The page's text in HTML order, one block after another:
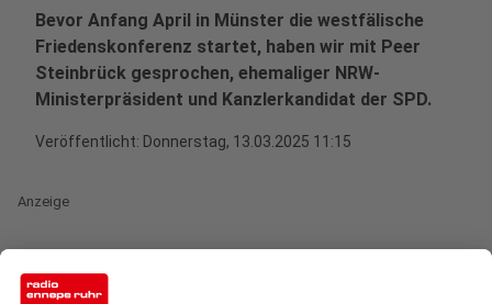
Bevor Anfang April in Münster die westfälische
Friedenskonferenz startet, haben wir mit Peer
Steinbrück gesprochen, ehemaliger NRW-
Ministerpräsident und Kanzlerkandidat der SPD.
Veröffentlicht: Donnerstag, 13.03.2025 11:15
Anzeige
Steinbrück: Deutschland gerät unter Druck